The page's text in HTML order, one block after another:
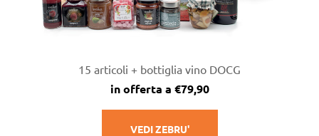
15 articoli + bottiglia vino DOCG
in offerta a €79,90
VEDI ZEBRU'